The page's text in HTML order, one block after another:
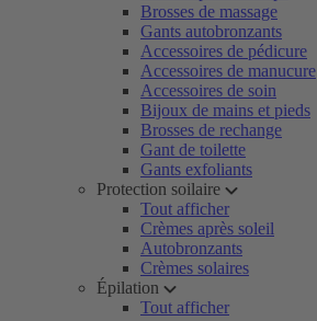
Brosses de massage
Gants autobronzants
Accessoires de pédicure
Accessoires de manucure
Accessoires de soin
Bijoux de mains et pieds
Brosses de rechange
Gant de toilette
Gants exfoliants
Protection soilaire
Tout afficher
Crèmes après soleil
Autobronzants
Crèmes solaires
Épilation
Tout afficher